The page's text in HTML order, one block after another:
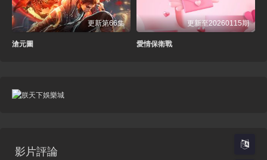
更新第66集
滄元圖
更新至20260115期
愛情保衛戰
影片評論